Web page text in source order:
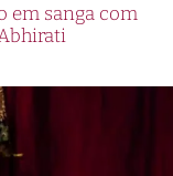
em sanga com